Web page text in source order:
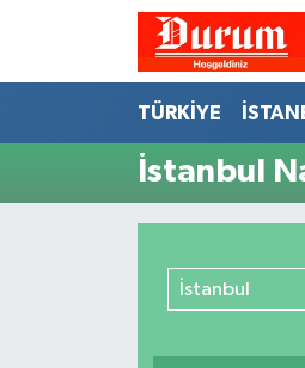
TÜRKİYE
İstanbul
İstanbul
Hava Durumu
Trafik Durumu